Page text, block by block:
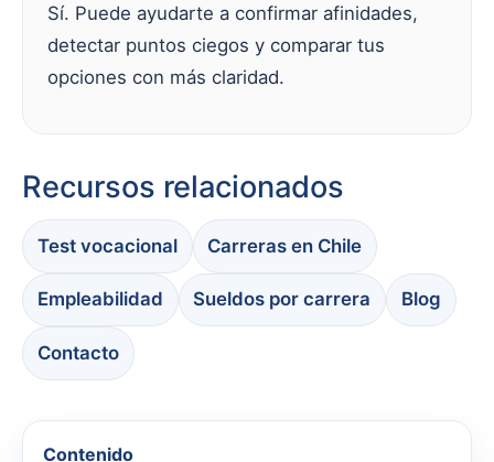
Sí. Puede ayudarte a confirmar afinidades,
detectar puntos ciegos y comparar tus
opciones con más claridad.
Recursos relacionados
Test vocacional Carreras en Chile
Empleabilidad Sueldos por carrera Blog
Contacto
Contenido